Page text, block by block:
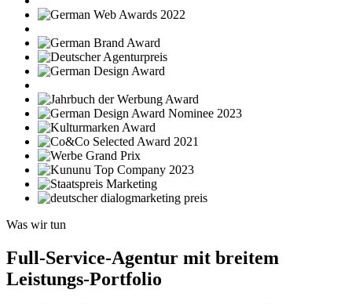
Was wir tun
Full-Service-Agentur mit breitem
Leistungs-Portfolio